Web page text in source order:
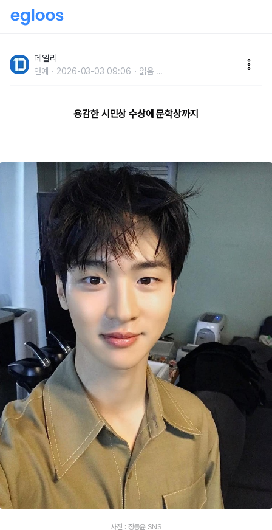
친아 데일리
연예 2026-03-03 09:06 읽음 ...
용감한 시민상 수상에 문학상까지
사진 : 장동윤 SNS